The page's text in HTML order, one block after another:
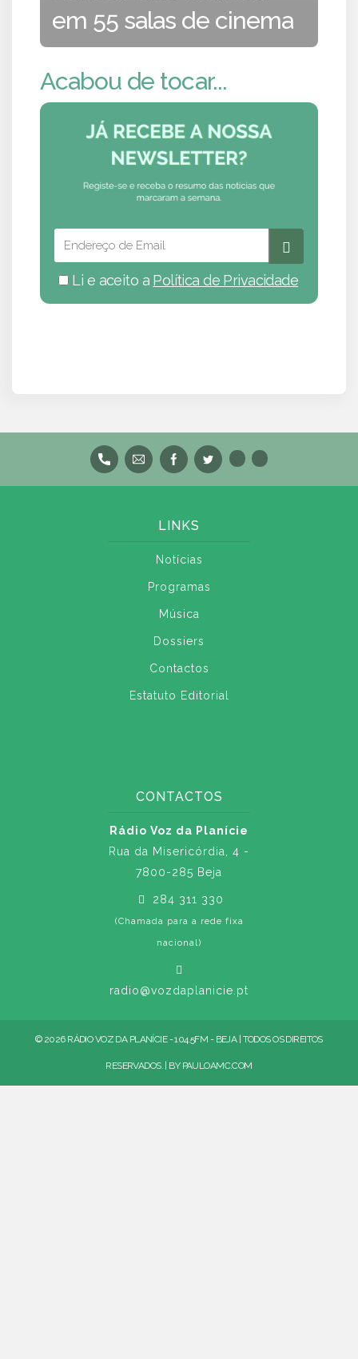
em 55 salas de cinema
Acabou de tocar...
Li e aceito a Política de Privacidade
LINKS
Notícias
Programas
Música
Dossiers
Contactos
Estatuto Editorial
CONTACTOS
Rádio Voz da Planície
Rua da Misericórdia, 4 -
7800-285 Beja
284 311 330
(Chamada para a rede fixa
nacional)
radio@vozdaplanicie.pt
© 2026 RÁDIO VOZ DA PLANÍCIE - 104.5FM - BEJA | TODOS OS DIREITOS
RESERVADOS. | BY PAULOAMC.COM